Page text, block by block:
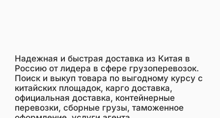
Надежная и быстрая доставка из Китая в
Россию от лидера в сфере грузоперевозок.
Поиск и выкуп товара по выгодному курсу с
китайских площадок, карго доставка,
официальная доставка, контейнерные
перевозки, сборные грузы, таможенное